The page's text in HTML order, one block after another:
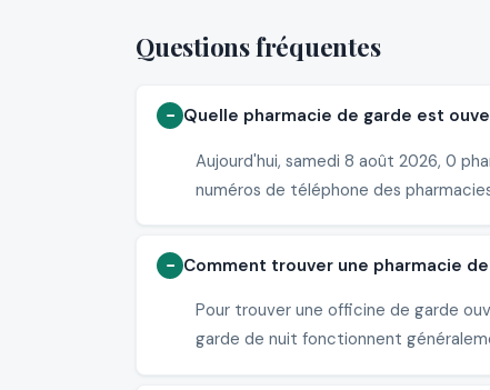
Questions fréquentes
Quelle pharmacie de garde est
Aujourd'hui, samedi 8 août 2026, 0
numéros de téléphone des
Comment trouver une pharmacie
Pour trouver une officine de garde
garde de nuit fonctionnent